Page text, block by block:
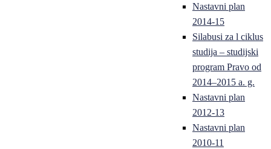
Nastavni plan
2014-15
Silabusi za l ciklus
studija – studijski
program Pravo od
2014–2015 a. g.
Nastavni plan
2012-13
Nastavni plan
2010-11